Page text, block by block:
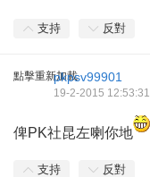
支持 反對
點擊重新加載pkpsv99901
19-2-2015 12:53:31
俾PK社昆左喇你地
支持 反對